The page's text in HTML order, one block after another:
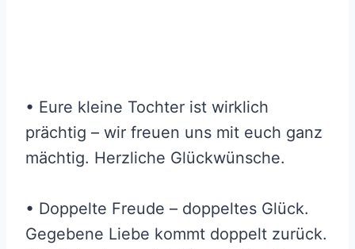
• Eure kleine Tochter ist wirklich
prächtig – wir freuen uns mit euch ganz
mächtig. Herzliche Glückwünsche.
• Doppelte Freude – doppeltes Glück.
Gegebene Liebe kommt doppelt zurück.